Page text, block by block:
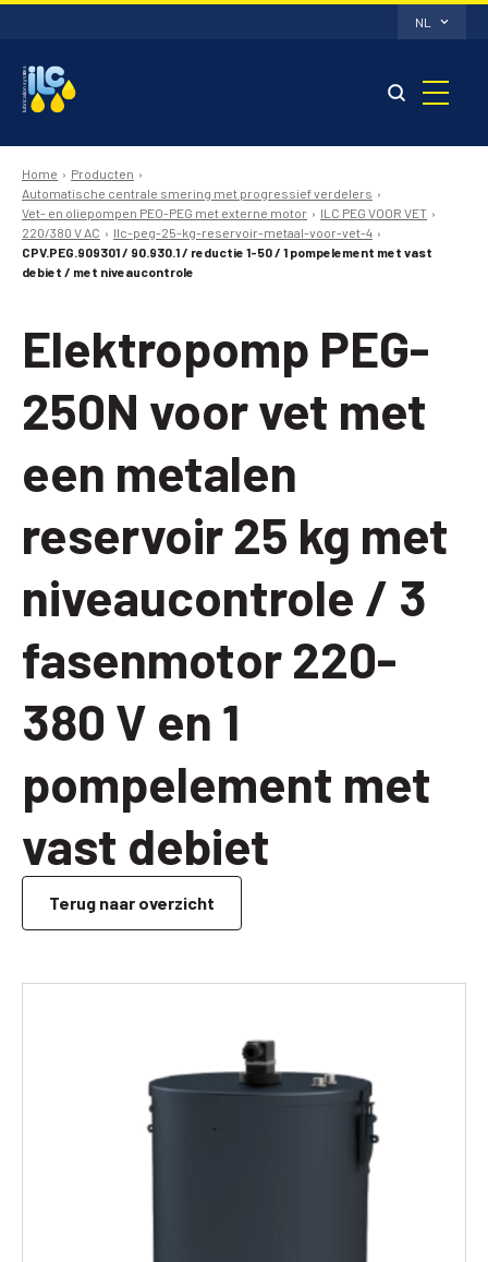
NL
Home
Producten
Automatische centrale smering met progressief verdelers
Vet- en oliepompen PEO-PEG met externe motor
ILC PEG VOOR VET
220/380 V AC
Ilc-peg-25-kg-reservoir-metaal-voor-vet-4
CPV.PEG.909301 / 90.930.1 / reductie 1-50 / 1 pompelement met vast
debiet / met niveaucontrole
Elektropomp PEG-
250N voor vet met
een metalen
reservoir 25 kg met
niveaucontrole / 3
fasenmotor 220-
380 V en 1
pompelement met
vast debiet
Terug naar overzicht